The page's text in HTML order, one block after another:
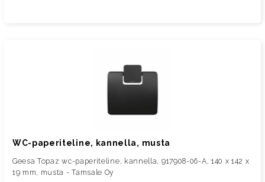
WC-paperiteline, kannella, musta
Geesa Topaz wc-paperiteline, kannella, 917908-06-A, 140 x 142 x
19 mm, musta - Tamsale Oy